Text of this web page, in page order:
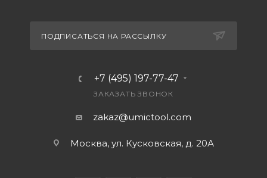
ПОДПИСАТЬСЯ НА РАССЫЛКУ
+7 (495) 197-77-47
ЗАКАЗАТЬ ЗВОНОК
zakaz@umictool.com
Москва, ул. Кусковская, д. 20А